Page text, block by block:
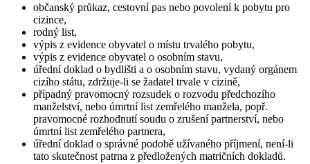
občanský průkaz, cestovní pas nebo povolení k pobytu pro
cizince,
rodný list,
výpis z evidence obyvatel o místu trvalého pobytu,
výpis z evidence obyvatel o osobním stavu,
úřední doklad o bydlišti a o osobním stavu, vydaný orgánem
cizího státu, zdržuje-li se žadatel trvale v cizině,
případný pravomocný rozsudek o rozvodu předchozího
manželství, nebo úmrtní list zemřelého manžela, popř.
pravomocné rozhodnutí soudu o zrušení partnerství, nebo
úmrtní list zemřelého partnera,
úřední doklad o správné podobě užívaného příjmení, není-li
tato skutečnost patrna z předložených matričních dokladů.